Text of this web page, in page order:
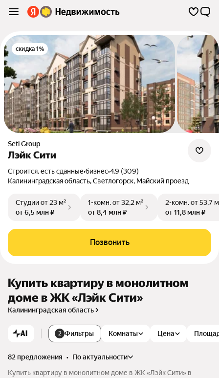
скидка 1%
Setl Group
Лэйк Сити
Строится, есть сданные•бизнес•4.9 (309)
Калининградская область,Светлогорск, Майский проезд
Студииот 23 м²
от 6,5 млн ₽
1-комн.от 32,2 м²
от 8,4 млн ₽
2-комн.от 53,7
от 11,8 млн ₽
Позвонить
Купить квартиру в монолитном
доме в ЖК «Лэйк Сити»
Калининградская область
AI 2 Фильтры Комнаты Цена
82 предложения •
по актуальности
Купить квартиру в монолитном доме в ЖК «Лэйк Сити» в